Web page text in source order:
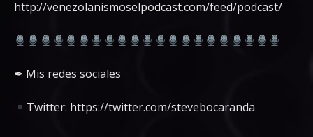
http://venezolanismoselpodcast.com/feed/podcast/
✒︎ Mis redes sociales
Twitter: https://twitter.com/stevebocaranda